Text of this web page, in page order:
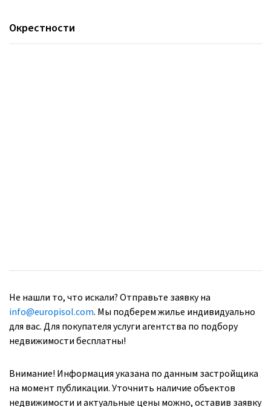
Окрестности
Не нашли то, что искали? Отправьте заявку на
info@europisol.com. Мы подберем жилье индивидуально
для вас. Для покупателя услуги агентства по подбору
недвижимости бесплатны!
Внимание! Информация указана по данным застройщика
на момент публикации. Уточнить наличие объектов
недвижимости и актуальные цены можно, оставив заявку